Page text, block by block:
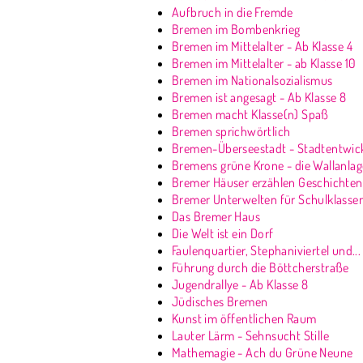
Aufbruch in die Fremde
Bremen im Bombenkrieg
Bremen im Mittelalter - Ab Klasse 4
Bremen im Mittelalter - ab Klasse 10
Bremen im Nationalsozialismus
Bremen ist angesagt - Ab Klasse 8
Bremen macht Klasse(n) Spaß
Bremen sprichwörtlich
Bremen-Überseestadt -
Bremens grüne Krone - die
Bremer Häuser erzählen Geschichten
Bremer Unterwelten für
Das Bremer Haus
Die Welt ist ein Dorf
Faulenquartier, Stephaniviertel und...
Führung durch die Böttcherstraße
Jugendrallye - Ab Klasse 8
Jüdisches Bremen
Kunst im öffentlichen Raum
Lauter Lärm - Sehnsucht Stille
Mathemagie - Ach du Grüne Neune